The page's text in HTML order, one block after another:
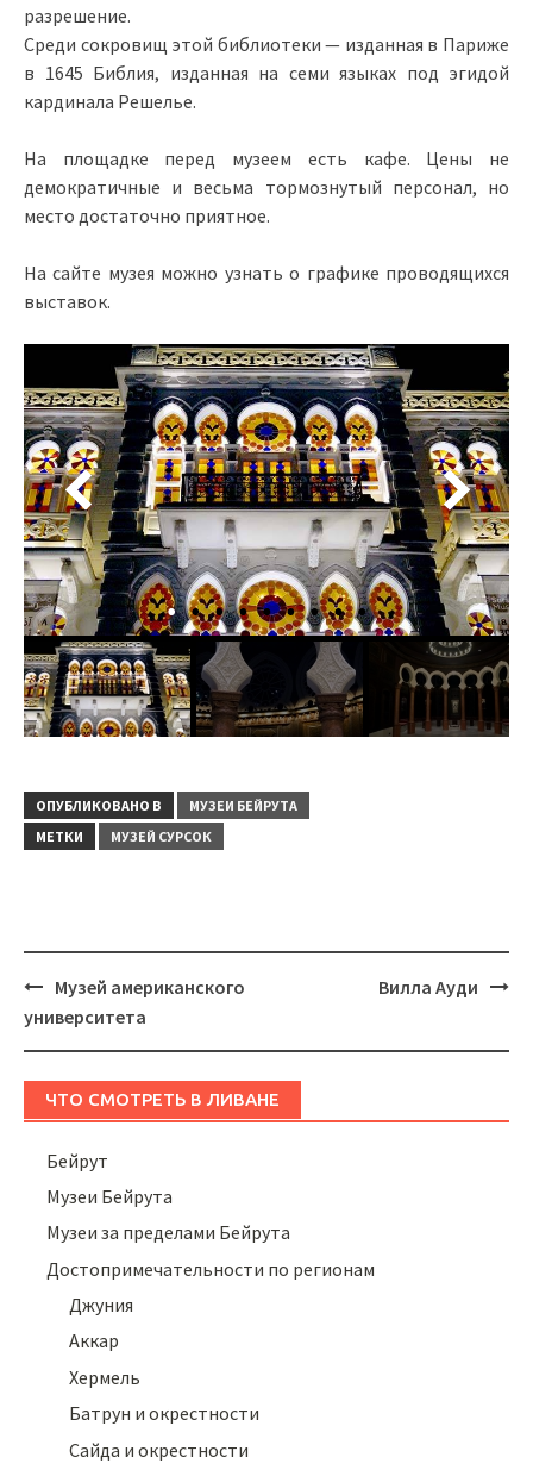
разрешение.
Среди сокровищ этой библиотеки — изданная в Париже
в 1645 Библия, изданная на семи языках под эгидой
кардинала Решелье.
На площадке перед музеем есть кафе. Цены не
демократичные и весьма тормознутый персонал, но
место достаточно приятное.
На сайте музея можно узнать о графике проводящихся
выставок.
ОПУБЛИКОВАНО В
МУЗЕИ БЕЙРУТА
МЕТКИ
МУЗЕЙ СУРСОК
Навигация
Музей американского
университета
Вилла Ауди
ЧТО СМОТРЕТЬ В ЛИВАНЕ
Бейрут
Музеи Бейрута
Музеи за пределами Бейрута
Достопримечательности по регионам
Джуния
Аккар
Хермель
Батрун и окрестности
Сайда и окрестности